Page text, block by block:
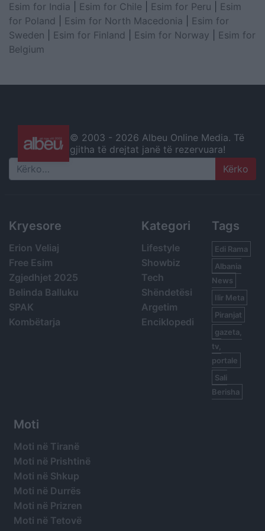
Esim for India
Esim for Chile Esim for Peru
Esim
for Poland
Esim for North Macedonia
Esim for
Sweden
Esim for Finland Esim for Norway
Esim for
Belgium
© 2003 - 2026 Albeu Online Media. Të
gjitha të drejtat janë të rezervuara!
Search
Kryesore
Erion Veliaj
Free Esim
Zgjedhjet 2025
Belinda Balluku
SPAK
Kombëtarja
Kategori
Lifestyle
Showbiz
Tech
Shëndetësi
Argetim
Enciklopedi
Tags
Edi Rama
Albania
News
Ilir Meta
Piranjat
gazeta,
tv,
portale
Sali
Berisha
Moti
Moti në Tiranë
Moti në Prishtinë
Moti në Shkup
Moti në Durrës
Moti në Prizren
Moti në Tetovë